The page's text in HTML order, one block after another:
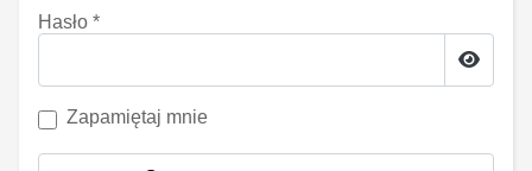
Hasło *
Pokaż
Zapamiętaj mnie